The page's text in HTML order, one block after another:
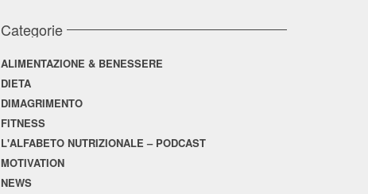
Categorie
ALIMENTAZIONE & BENESSERE
DIETA
DIMAGRIMENTO
FITNESS
L'ALFABETO NUTRIZIONALE – PODCAST
MOTIVATION
NEWS